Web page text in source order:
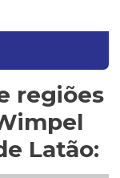
regiões
Latão: